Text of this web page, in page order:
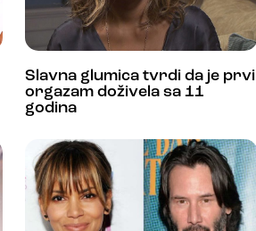
Slavna glumica tvrdi da je prvi
orgazam doživela sa 11
godina